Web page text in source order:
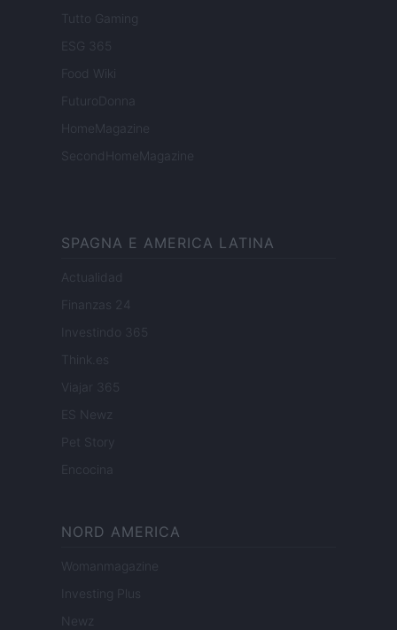
Tutto Gaming
ESG 365
Food Wiki
FuturoDonna
HomeMagazine
SecondHomeMagazine
SPAGNA E AMERICA LATINA
Actualidad
Finanzas 24
Investindo 365
Think.es
Viajar 365
ES Newz
Pet Story
Encocina
NORD AMERICA
Womanmagazine
Investing Plus
Newz